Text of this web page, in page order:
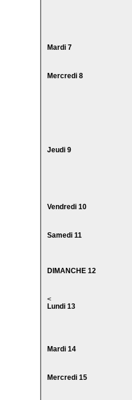
Mardi 7
Mercredi 8
Jeudi 9
Vendredi 10
Samedi 11
DIMANCHE 12
<
Lundi 13
Mardi 14
Mercredi 15